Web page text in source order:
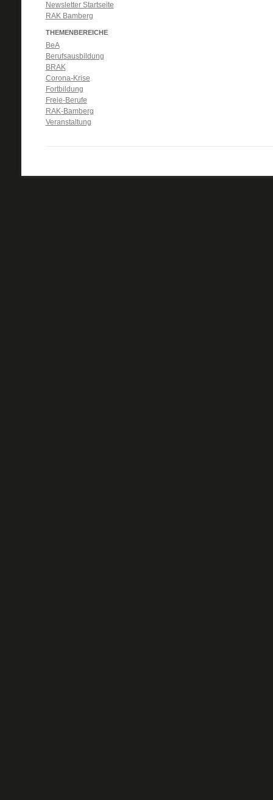
Newsletter Startseite
RAK Bamberg
THEMENBEREICHE
BeA
Berufsausbildung
BRAK
Corona-Krise
Fortbildung
Freie-Berufe
RAK-Bamberg
Veranstaltung